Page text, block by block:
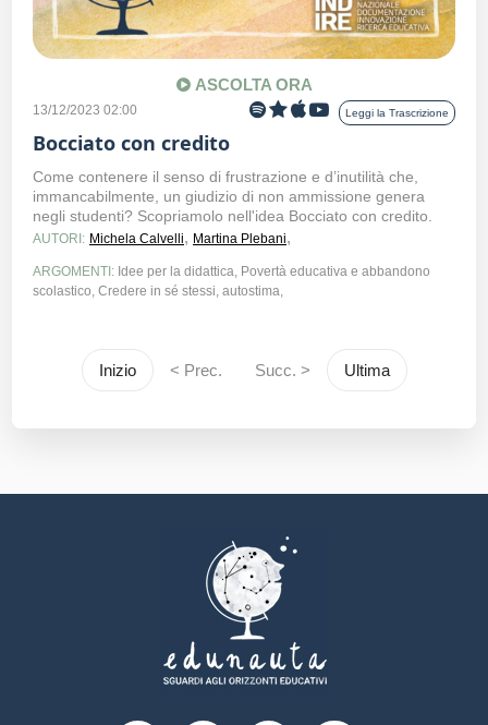
ASCOLTA ORA
13/12/2023 02:00 Leggi la Trascrizione
Bocciato con credito
Come contenere il senso di frustrazione e d’inutilità che,
immancabilmente, un giudizio di non ammissione genera
negli studenti? Scopriamolo nell'idea Bocciato con credito.
AUTORI: Michela Calvelli, Martina Plebani,
ARGOMENTI: Idee per la didattica, Povertà educativa e abbandono
scolastico, Credere in sé stessi, autostima,
Inizio < Prec. Succ. > Ultima